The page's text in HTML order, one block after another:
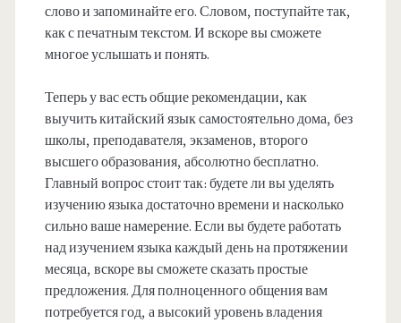
слово и запоминайте его. Словом, поступайте так,
как с печатным текстом. И вскоре вы сможете
многое услышать и понять.
Теперь у вас есть общие рекомендации, как
выучить китайский язык самостоятельно дома, без
школы, преподавателя, экзаменов, второго
высшего образования, абсолютно бесплатно.
Главный вопрос стоит так: будете ли вы уделять
изучению языка достаточно времени и насколько
сильно ваше намерение. Если вы будете работать
над изучением языка каждый день на протяжении
месяца, вскоре вы сможете сказать простые
предложения. Для полноценного общения вам
потребуется год, а высокий уровень владения